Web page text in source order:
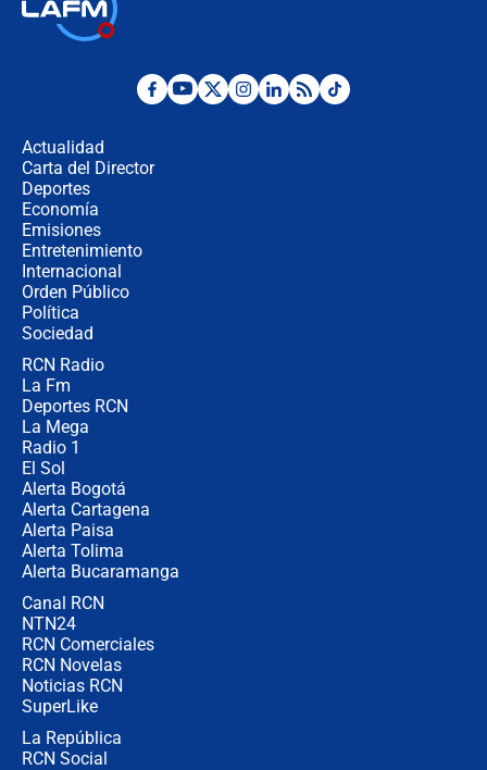
Posesión de Abelardo De La Espriella
Actualidad
Carta del Director
Deportes
Economía
Emisiones
Entretenimiento
Internacional
Orden Público
Política
Sociedad
RCN Radio
La Fm
Deportes RCN
La Mega
Radio 1
El Sol
Alerta Bogotá
Alerta Cartagena
Alerta Paisa
Alerta Tolima
Alerta Bucaramanga
Canal RCN
NTN24
RCN Comerciales
RCN Novelas
Noticias RCN
SuperLike
La República
RCN Social